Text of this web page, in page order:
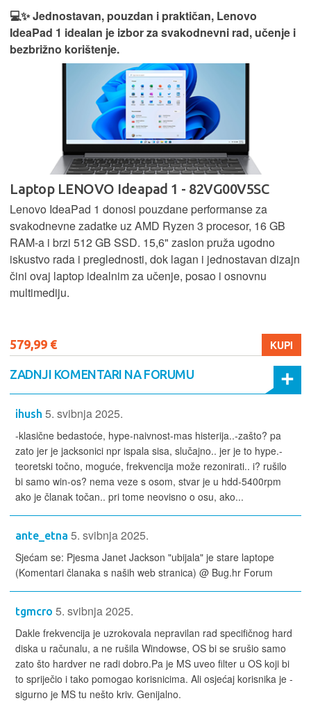
💻✨ Jednostavan, pouzdan i praktičan, Lenovo
IdeaPad 1 idealan je izbor za svakodnevni rad, učenje i
bezbrižno korištenje.
Laptop LENOVO Ideapad 1 - 82VG00V5SC
Lenovo IdeaPad 1 donosi pouzdane performanse za
svakodnevne zadatke uz AMD Ryzen 3 procesor, 16 GB
RAM-a i brzi 512 GB SSD. 15,6" zaslon pruža ugodno
iskustvo rada i preglednosti, dok lagan i jednostavan dizajn
čini ovaj laptop idealnim za učenje, posao i osnovnu
multimediju.
579,99 € KUPI
ZADNJI KOMENTARI NA FORUMU
ihush 5. svibnja 2025.
-klasične bedastoće, hype-naivnost-mas histerija..-zašto? pa
zato jer je jacksonici npr ispala sisa, slučajno.. jer je to hype.-
teoretski točno, moguće, frekvencija može rezonirati.. i? rušilo
bi samo win-os? nema veze s osom, stvar je u hdd-5400rpm
ako je članak točan.. pri tome neovisno o osu, ako...
ante_etna 5. svibnja 2025.
Sjećam se: Pjesma Janet Jackson "ubijala" je stare laptope
(Komentari članaka s naših web stranica) @ Bug.hr Forum
tgmcro 5. svibnja 2025.
Dakle frekvencija je uzrokovala nepravilan rad specifičnog hard
diska u računalu, a ne rušila Windowse, OS bi se srušio samo
zato što hardver ne radi dobro.Pa je MS uveo filter u OS koji bi
to spriječio i tako pomogao korisnicima. Ali osjećaj korisnika je -
sigurno je MS tu nešto kriv. Genijalno.